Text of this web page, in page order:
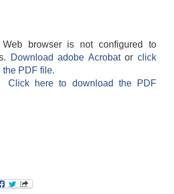
Web browser is not configured to
Download adobe Acrobatorclick
the PDF file.
Click here to download the PDF